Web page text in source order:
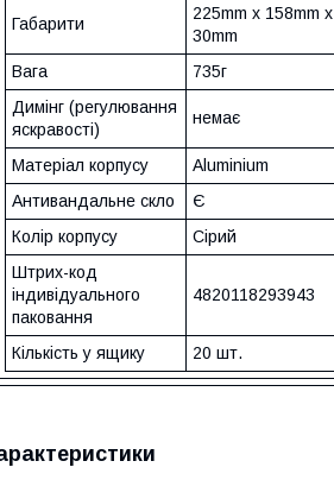
Габарити
225mm x 158mm x
30mm
Вага
735г
Димінг (регулювання
яскравості)
немає
Матеріал корпусу
Aluminium
Антивандальне скло
Є
Колір корпусу
Сірий
Штрих-код
індивідуального
паковання
4820118293943
Кількість у ящику 20 шт.